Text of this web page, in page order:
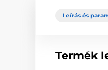
Leírás és
Termék